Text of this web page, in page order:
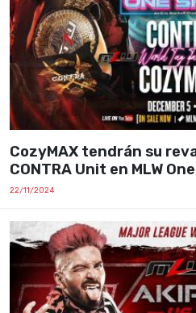
CozyMAX tendrán su
CONTRA Unit en MLW
22/11/2024